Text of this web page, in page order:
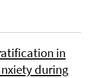
in
during